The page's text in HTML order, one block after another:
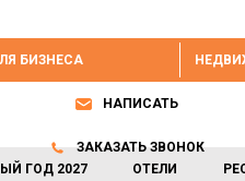
БИЗНЕСА
ГОД 2027 ОТЕЛИ
НАПИСАТЬ
ЗАКАЗАТЬ ЗВОНОК